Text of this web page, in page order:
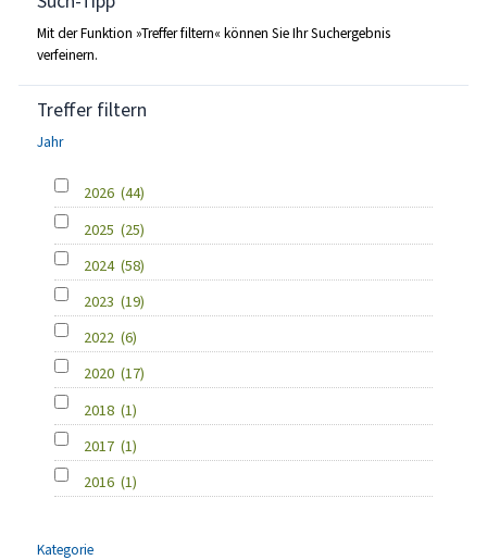
Mit der Funktion »Treffer filtern« können Sie Ihr Suchergebnis
verfeinern.
Treffer filtern
Jahr
2026 (44)
2025 (25)
2024 (58)
2023 (19)
2022 (6)
2020 (17)
2018 (1)
2017 (1)
2016 (1)
Kategorie